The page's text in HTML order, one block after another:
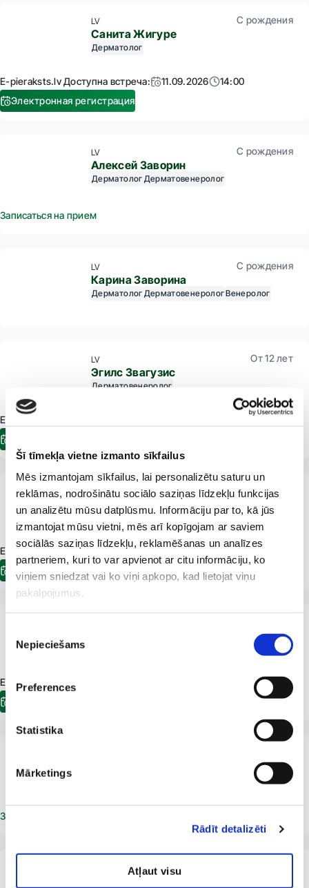
Šī tīmekļa vietne izmanto sīkfailus
Mēs izmantojam sīkfailus, lai personalizētu saturu un
reklāmas, nodrošinātu sociālo saziņas līdzekļu funkcijas
un analizētu mūsu datplūsmu. Informāciju par to, kā jūs
izmantojat mūsu vietni, mēs arī kopīgojam ar saviem
sociālās saziņas līdzekļu, reklamēšanas un analīzes
partneriem, kuri to var apvienot ar citu informāciju, ko
viņiem sniedzat vai ko viņi apkopo, kad lietojat viņu
pakalpojumus.
izvēle
Nepieciešams
Preferences
Statistika
Mārketings
Rādīt detalizēti
Atļaut visu
LV С рождения
Санита Жигуре
Дерматолог
E-pieraksts.lv Доступна встреча: 11.09.2026
14:00
Электронная регистрация
LV С рождения
Алексей Заворин
Дерматолог Дерматовенеролог
Записаться на прием
LV С рождения
Карина Заворина
Дерматолог ДерматовенерологВенеролог
LV От 12 лет
Эгилс Звагузис
Дерматовенеролог
E-pieraksts.lv Доступна встреча:
LV От 5 лет
Сандра Земвалде
Дерматолог Дерматовенеролог
E-pieraksts.lv Доступна встреча: 05.08.2026
13:20
Электронная регистрация
E-pieraksts.lv Доступна встреча:
Записаться на прием
Линда Каптейне-Вейта